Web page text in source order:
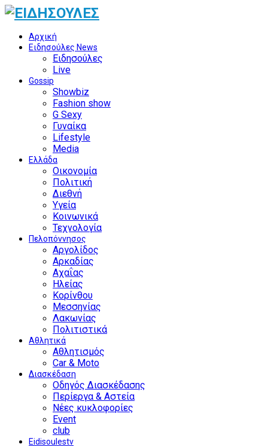
Αρχική
Ειδησούλες News
Ειδησούλες
Live
Gossip
Showbiz
Fashion show
G Sexy
Γυναίκα
Lifestyle
Media
Ελλάδα
Οικονομία
Πολιτική
Διεθνή
Υγεία
Κοινωνικά
Τεχνολογία
Πελοπόννησος
Αργολίδος
Αρκαδίας
Αχαΐας
Ηλείας
Κορίνθου
Μεσσηνίας
Λακωνίας
Πολιτιστικά
Αθλητικά
Αθλητισμός
Car & Moto
Διασκέδαση
Οδηγός Διασκέδασης
Περίεργα & Αστεία
Νέες κυκλοφορίες
Event
club
Eidisoulestv